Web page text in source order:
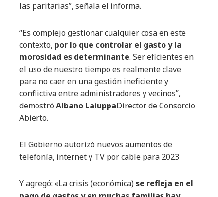
las paritarias”, señala el informa.
“Es complejo gestionar cualquier cosa en este
contexto, por lo que controlar el gasto y la
morosidad es determinante. Ser eficientes en
el uso de nuestro tiempo es realmente clave
para no caer en una gestión ineficiente y
conflictiva entre administradores y vecinos”,
demostró Albano LaiuppaDirector de Consorcio
Abierto.
El Gobierno autorizó nuevos aumentos de
telefonía, internet y TV por cable para 2023
Y agregó: «La crisis (económica) se refleja en el